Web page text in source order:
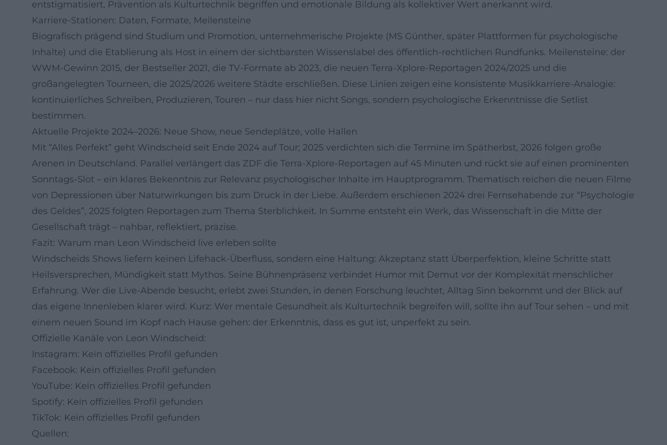
entstigmatisiert, Prävention als Kulturtechnik begriffen und emotionale Bildung als kollektiver Wert anerkannt wird.
Karriere-Stationen: Daten, Formate, Meilensteine
Biografisch prägend sind Studium und Promotion, unternehmerische Projekte (MS Günther, später Plattformen für psychologische
Inhalte) und die Etablierung als Host in einem der sichtbarsten Wissenslabel des öffentlich-rechtlichen Rundfunks. Meilensteine: der
WWM-Gewinn 2015, der Bestseller 2021, die TV-Formate ab 2023, die neuen Terra-Xplore-Reportagen 2024/2025 und die
großangelegten Tourneen, die 2025/2026 weitere Städte erschließen. Diese Linien zeigen eine konsistente Musikkarriere-Analogie:
kontinuierliches Schreiben, Produzieren, Touren – nur dass hier nicht Songs, sondern psychologische Erkenntnisse die Setlist
bestimmen.
Aktuelle Projekte 2024–2026: Neue Show, neue Sendeplätze, volle Hallen
Mit “Alles Perfekt” geht Windscheid seit Ende 2024 auf Tour; 2025 verdichten sich die Termine im Spätherbst, 2026 folgen große
Arenen in Deutschland. Parallel verlängert das ZDF die Terra-Xplore-Reportagen auf 45 Minuten und rückt sie auf einen prominenten
Sonntags-Slot – ein klares Bekenntnis zur Relevanz psychologischer Inhalte im Hauptprogramm. Thematisch reichen die neuen Filme
von Depressionen über Naturwirkungen bis zum Druck in der Liebe. Außerdem erschienen 2024 drei Fernsehabende zur “Psychologie
des Geldes”, 2025 folgten Reportagen zum Thema Sterblichkeit. In Summe entsteht ein Werk, das Wissenschaft in die Mitte der
Gesellschaft trägt – nahbar, reflektiert, präzise.
Fazit: Warum man Leon Windscheid live erleben sollte
Windscheids Shows liefern keinen Lifehack-Überfluss, sondern eine Haltung: Akzeptanz statt Überperfektion, kleine Schritte statt
Heilsversprechen, Mündigkeit statt Mythos. Seine Bühnenpräsenz verbindet Humor mit Demut vor der Komplexität menschlicher
Erfahrung. Wer die Live-Abende besucht, erlebt zwei Stunden, in denen Forschung leuchtet, Alltag Sinn bekommt und der Blick auf
das eigene Innenleben klarer wird. Kurz: Wer mentale Gesundheit als Kulturtechnik begreifen will, sollte ihn auf Tour sehen – und mit
einem neuen Sound im Kopf nach Hause gehen: der Erkenntnis, dass es gut ist, unperfekt zu sein.
Offizielle Kanäle von Leon Windscheid:
Instagram: Kein offizielles Profil gefunden
Facebook: Kein offizielles Profil gefunden
YouTube: Kein offizielles Profil gefunden
Spotify: Kein offizielles Profil gefunden
TikTok: Kein offizielles Profil gefunden
Quellen: